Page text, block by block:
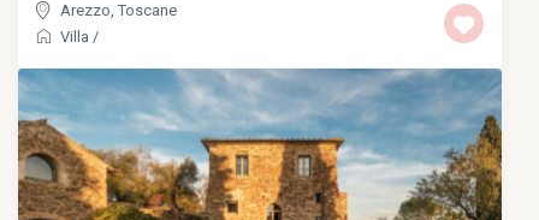
Arezzo,Toscane
Villa /